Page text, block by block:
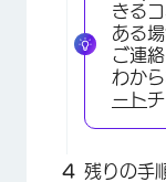
きる
ある
ご連
わか
ート
残りの手